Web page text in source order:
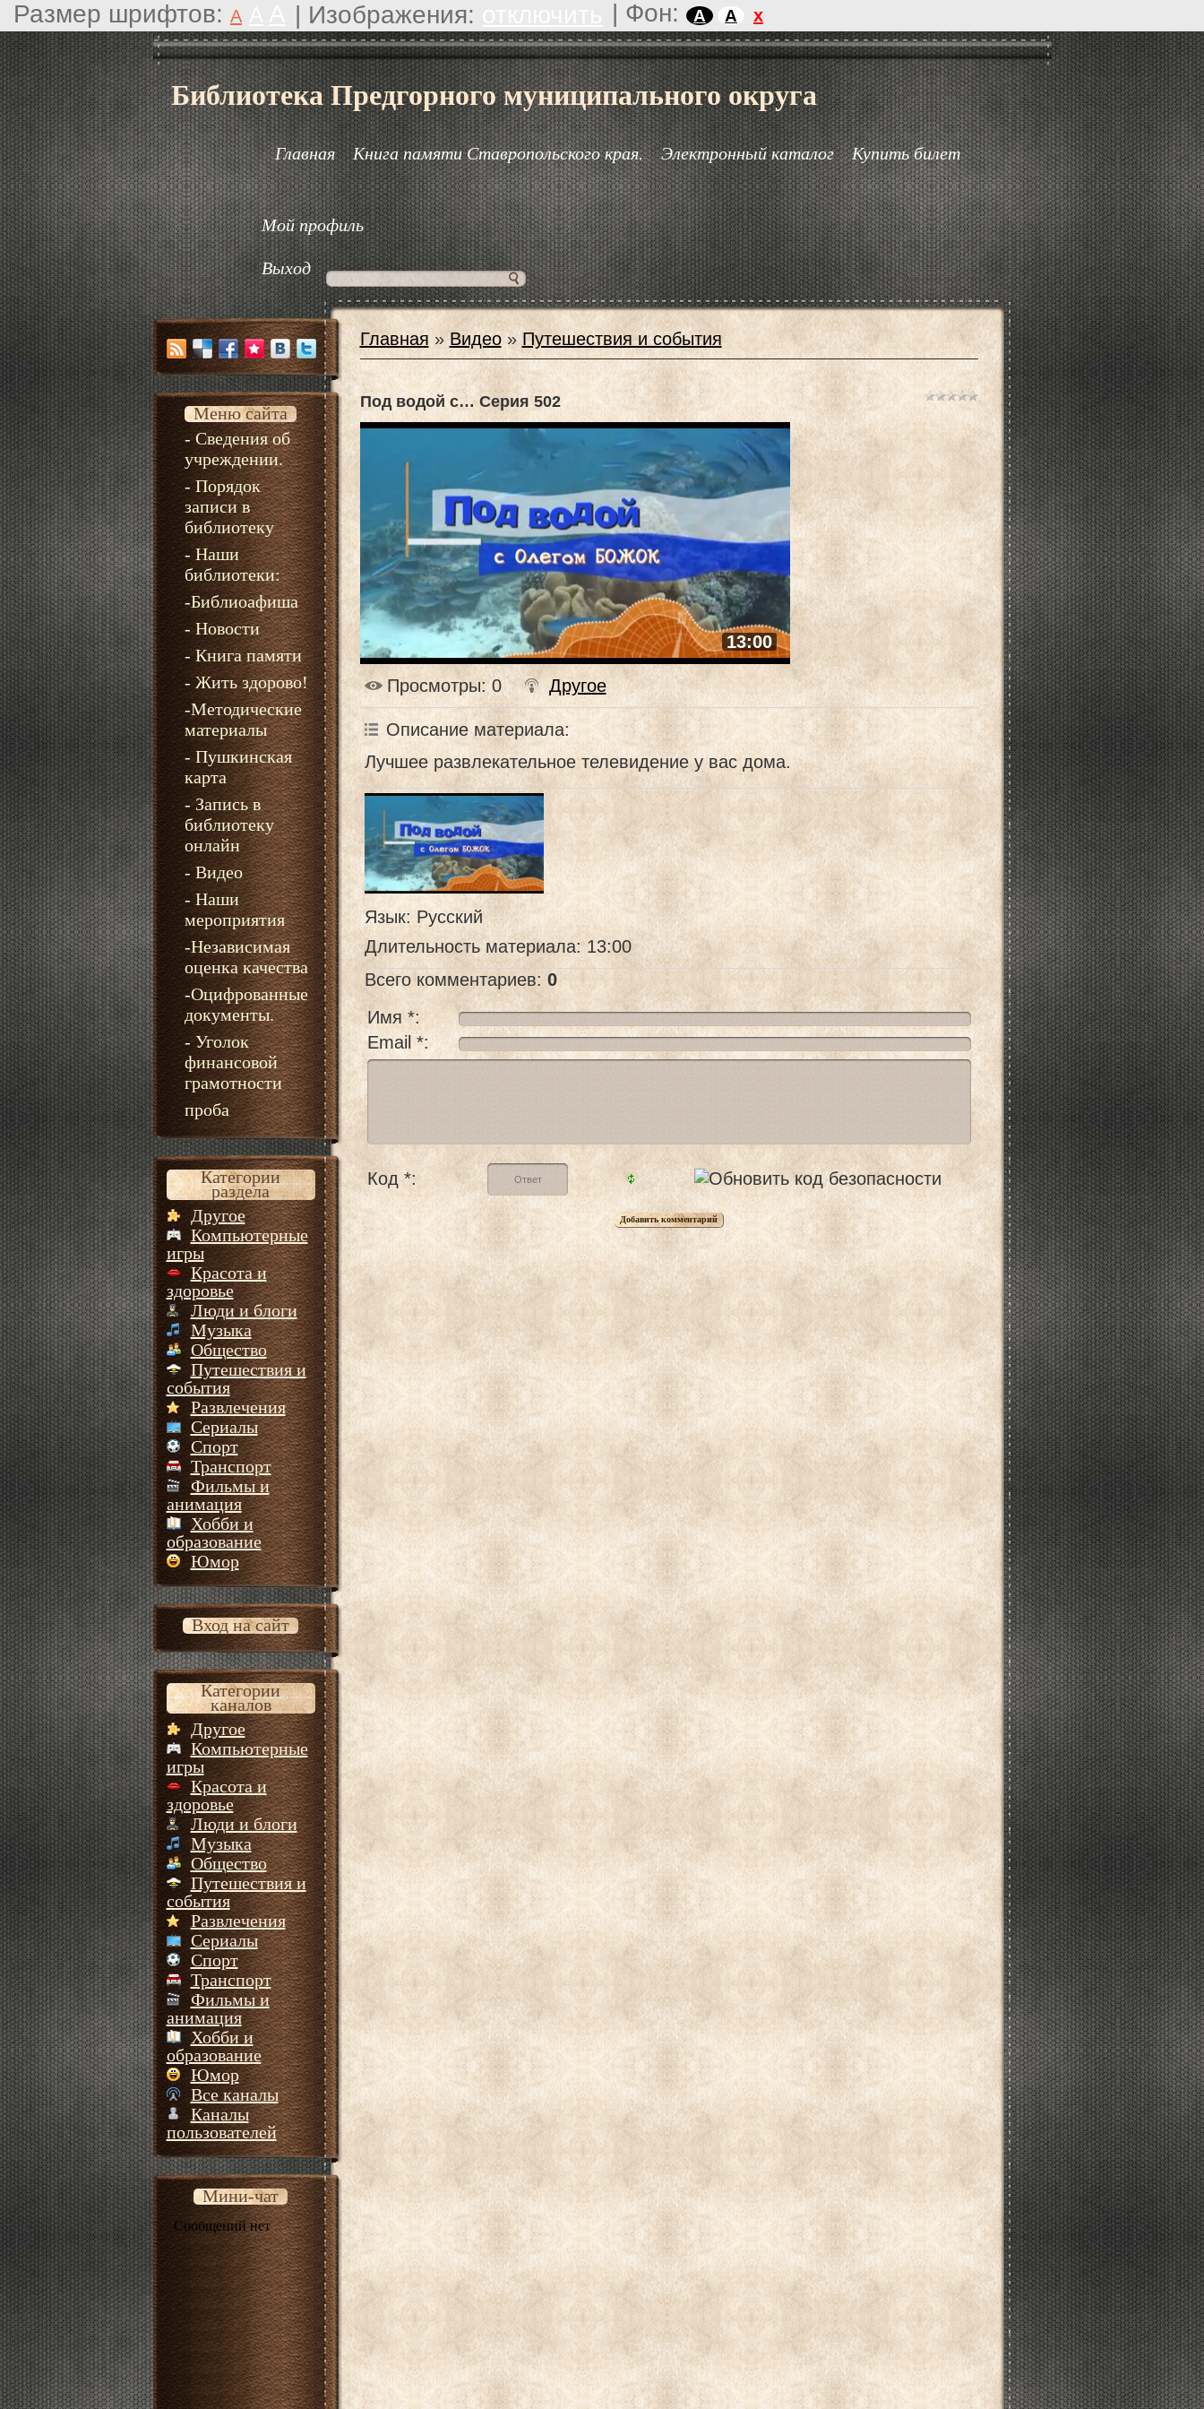
Размер шрифтов: A | Изображения: | Фон: A A x
Библиотека Предгорного муниципального округа
Главная Книга памяти Ставропольского края. Электронный каталог Купить билет
Мой профиль
Выход
Меню сайта
- Сведения об
учреждении.
- Порядок
записи в
библиотеку
- Наши
библиотеки:
-Библиоафиша
- Новости
- Книга памяти
- Жить здорово!
-Методические
материалы
- Пушкинская
карта
- Запись в
библиотеку
онлайн
- Видео
- Наши
мероприятия
-Независимая
оценка качества
-Оцифрованные
документы.
- Уголок
финансовой
грамотности
проба
Категории
раздела
Другое
Компьютерные
игры
Красота и
здоровье
Люди и блоги
Музыка
Общество
Путешествия и
события
Развлечения
Сериалы
Спорт
Транспорт
Фильмы и
анимация
Хобби и
образование
Юмор
Вход на сайт
Категории
каналов
Другое
Компьютерные
игры
Красота и
здоровье
Люди и блоги
Музыка
Общество
Путешествия и
события
Развлечения
Сериалы
Спорт
Транспорт
Фильмы и
анимация
Хобби и
образование
Юмор
Все каналы
Каналы
пользователей
Мини-чат
Главная »Видео» Путешествия и события
Под водой с… Серия 502
13:00
Просмотры: 0 Другое
Описание материала:
Лучшее развлекательное телевидение у вас дома.
Язык: Русский
Длительность материала: 13:00
Всего комментариев: 0
Имя *:
Email *:
Код *: